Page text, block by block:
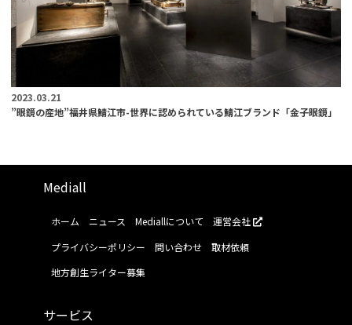
2023.03.21
”眼鏡の産地”福井県鯖江市-世界に認められている鯖江ブランド「金子眼鏡」
Mediall
ホーム ニュース Mediallについて
運営会社
プライバシーポリシー
問い合わせ
取材依頼
地方創生ライター募集
サービス